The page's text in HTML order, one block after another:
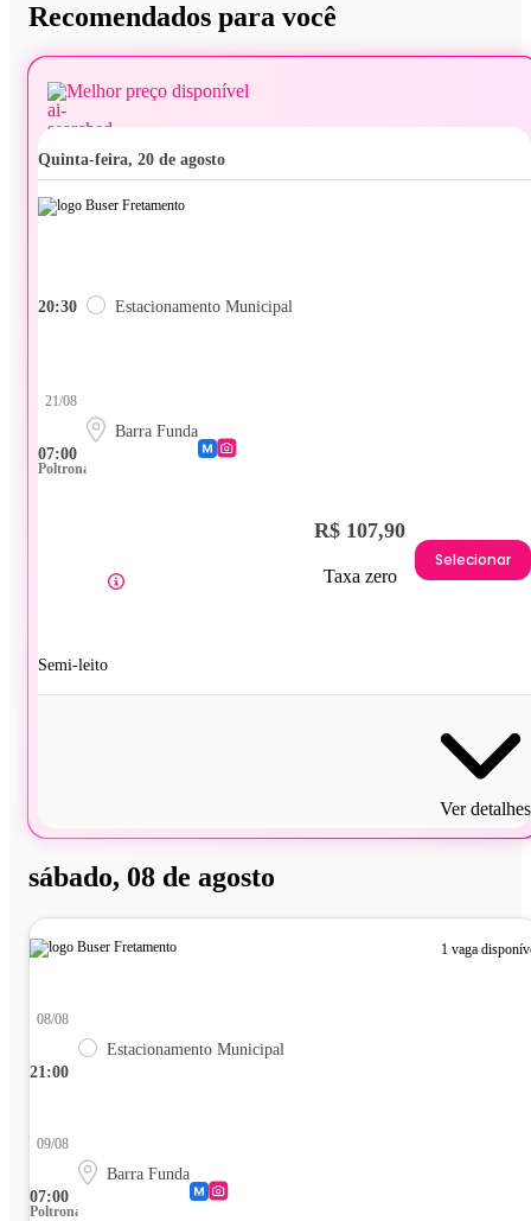
Recomendados para você
Melhor preço disponível
quinta-feira, 20 de agosto
20:30 Estacionamento Municipal
07:00
21/08
Barra Funda
Poltrona
Semi-leito
R$ 107,90
Taxa zero
Selecionar
Ver detalhes
sábado, 08 de agosto
1 vaga
21:00
08/08
Estacionamento Municipal
07:00
09/08
Barra Funda
Poltrona